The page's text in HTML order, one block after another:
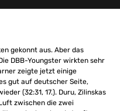
gekonnt aus. Aber das
DBB-Youngster wirkten sehr
zeigte jetzt einige
gut auf deutscher Seite,
(32:31, 17.). Duru, Zilinskas
zwischen die zwei